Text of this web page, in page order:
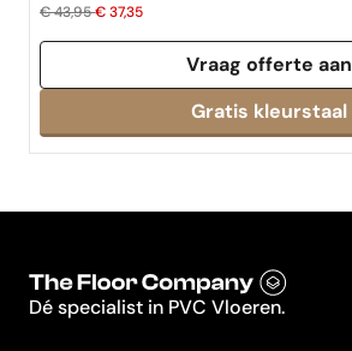
€ 43,95€ 37,35
Vraag offerte aan
Dé specialist in PVC Vloeren.